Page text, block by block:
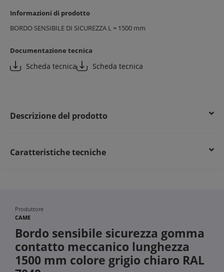
Informazioni di prodotto
BORDO SENSIBILE DI SICUREZZA L = 1500 mm
Documentazione tecnica
Scheda tecnica Scheda tecnica
Descrizione del prodotto
Caratteristiche tecniche
Produttore
CAME
Bordo sensibile sicurezza gomma
contatto meccanico lunghezza
1500 mm colore grigio chiaro RAL